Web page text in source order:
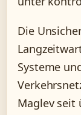
Die
Systeme
Maglev seit